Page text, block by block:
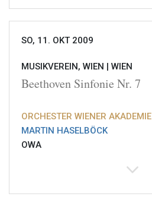
SO, 11. OKT 2009
MUSIKVEREIN, WIEN | WIEN
Beethoven Sinfonie Nr. 7
ORCHESTER WIENER AKADEMIE
MARTIN HASELBÖCK
OWA